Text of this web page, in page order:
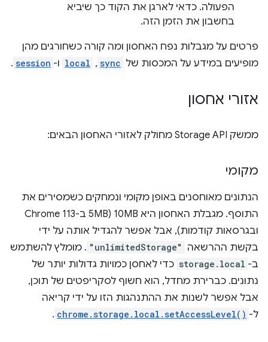
הפעולה. כדאי לארגן את הקוד כך שיביא
בחשבון את הזמן הזה.
פרטים על מגבלות נפח האחסון ומה קורה כשחורגים מהן
מופיעים במידע על המכסות של sync
,
local ו- session
.
אזורי אחסון
ממשק Storage API מחולק לאזורי האחסון הבאים:
מקומי
הנתונים מאוחסנים באופן מקומי ונמחקים כשמסירים את
התוסף. מגבלת האחסון היא 10MB (5MB ב-Chrome 113
ובגרסאות קודמות), אבל אפשר להגדיל אותה על ידי
בקשת ההרשאה
"unlimitedStorage" . מומלץ להשתמש
ב- storage.local כדי לאחסן כמויות גדולות יותר של
נתונים. כברירת מחדל, הוא חשוף לסקריפטים של תוכן,
אבל אפשר לשנות את ההתנהגות הזו על ידי קריאה
ל- chrome.storage.local.setAccessLevel()
.